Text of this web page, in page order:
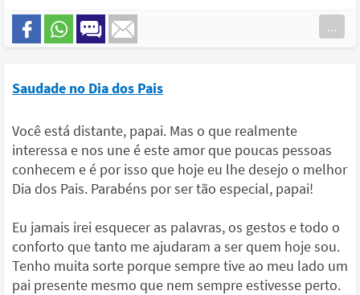
...
Saudade no Dia dos Pais
Você está distante, papai. Mas o que realmente
interessa e nos une é este amor que poucas pessoas
conhecem e é por isso que hoje eu lhe desejo o melhor
Dia dos Pais. Parabéns por ser tão especial, papai!
Eu jamais irei esquecer as palavras, os gestos e todo o
conforto que tanto me ajudaram a ser quem hoje sou.
Tenho muita sorte porque sempre tive ao meu lado um
pai presente mesmo que nem sempre estivesse perto.